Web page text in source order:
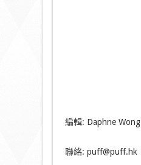
編輯: Daphne Wong
聯絡: puff@puff.hk